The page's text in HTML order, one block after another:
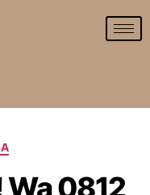
Wa 0812